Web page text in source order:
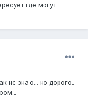
где могут
не знаю... но дорого..